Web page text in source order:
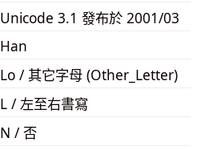
Unicode 3.1 發布於 2001/03
Han
Lo / 其它字母 (Other_Letter)
L / 左至右書寫
N / 否